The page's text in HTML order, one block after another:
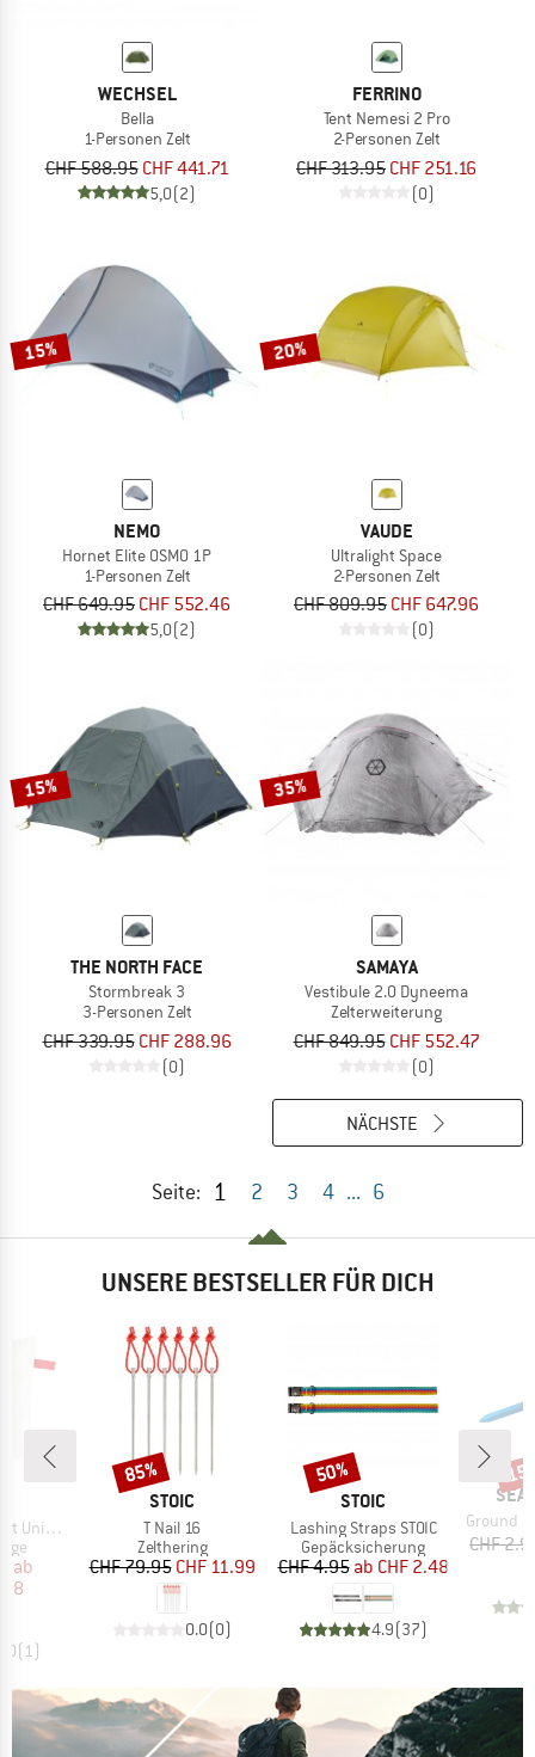
WECHSEL
Bella
1-Personen Zelt
CHF 588.95 CHF 441.71
5,0(2)
FERRINO
Tent Nemesi 2 Pro
2-Personen Zelt
CHF 313.95 CHF 251.16
(0)
15%
NEMO
Hornet Elite OSMO 1P
1-Personen Zelt
CHF 649.95 CHF 552.46
5,0(2)
20%
VAUDE
Ultralight Space
2-Personen Zelt
CHF 809.95 CHF 647.96
(0)
15%
THE NORTH FACE
Stormbreak 3
3-Personen Zelt
CHF 339.95 CHF 288.96
(0)
35%
SAMAYA
Vestibule 2.0 Dyneema
Zelterweiterung
CHF 849.95 CHF 552.47
(0)
Seite: 1 2 3 4 ... 6
NÄCHSTE
UNSERE BESTSELLER FÜR DICH
UL
Preis
ab
( 1)
MARKE
STOIC
Artikel
T Nail 16
Produktgruppe
Zelthering
Preis
CHF 79.95reduzierter Preis
CHF 11.99
0.0(0)
Rabatt
85%
MARKE
STOIC
Artikel
Lashing Straps STOIC
Produktgruppe
Gepäcksicherung
Preis
CHF 4.95 reduzierter Preis
ab CHF 2.48
4.9(37)
Rabatt
50%
SEA
Artikel
Ground
CHF